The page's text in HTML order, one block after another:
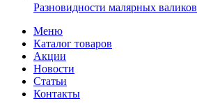
Разновидности малярных валиков
Меню
Каталог товаров
Акции
Новости
Статьи
Контакты